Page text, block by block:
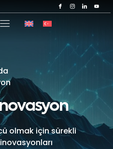
olmak için sürekli